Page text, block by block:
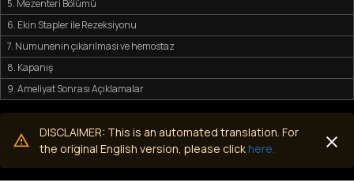
5. Mezenteri Bölümü
6. Ekin Stapler ile Rezeksiyonu
7. Numunenin çıkarılması ve hemostaz
8. Kapanış
9. Ameliyat Sonrası Açıklamalar
DISCLAIMER: This is an automated translation. For
the original English version, please click here.